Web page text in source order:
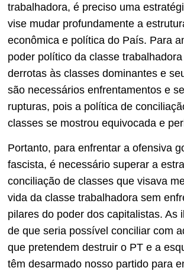
trabalhadora, é preciso uma
vise mudar profundamente a
econômica e política do País. Para
poder político da classe
derrotas às classes dominantes e
são necessários enfrentamentos e
rupturas, pois a política de
classes se mostrou equivocada e
Portanto, para enfrentar a ofensiva
fascista, é necessário superar a
conciliação de classes que visava
vida da classe trabalhadora sem
pilares do poder dos capitalistas. As
de que seria possível conciliar com
que pretendem destruir o PT e a
têm desarmado nosso partido para